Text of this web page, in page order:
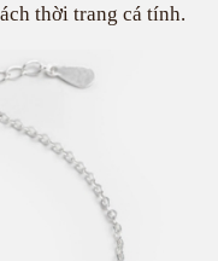
thời trang cá tính.